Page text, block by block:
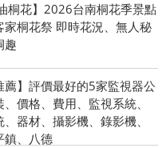
桐花】2026台南桐花季景點
家桐花祭 即時花況、無人秘
趣
薦】評價最好的5家監視器公
價格、費用、監視系統、
器材、攝影機、錄影機、
鎮、八德